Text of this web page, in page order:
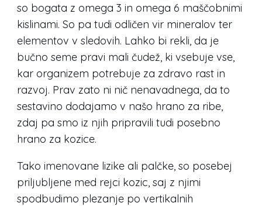
so bogata z omega 3 in omega 6 maščobnimi
kislinami. So pa tudi odličen vir mineralov ter
elementov v sledovih. Lahko bi rekli, da je
bučno seme pravi mali čudež, ki vsebuje vse,
kar organizem potrebuje za zdravo rast in
razvoj. Prav zato ni nič nenavadnega, da to
sestavino dodajamo v našo hrano za ribe,
zdaj pa smo iz njih pripravili tudi posebno
hrano za kozice.
Tako imenovane lizike ali palčke, so posebej
priljubljene med rejci kozic, saj z njimi
spodbudimo plezanje po vertikalnih